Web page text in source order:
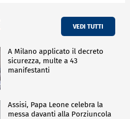
VEDI TUTTI
A Milano applicato il decreto
sicurezza, multe a 43
manifestanti
Assisi, Papa Leone celebra la
messa davanti alla Porziuncola